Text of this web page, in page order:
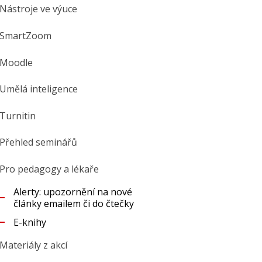
Nástroje ve výuce
SmartZoom
Moodle
Umělá inteligence
Turnitin
Přehled seminářů
Pro pedagogy a lékaře
Alerty: upozornění na nové
články emailem či do čtečky
E-knihy
Materiály z akcí